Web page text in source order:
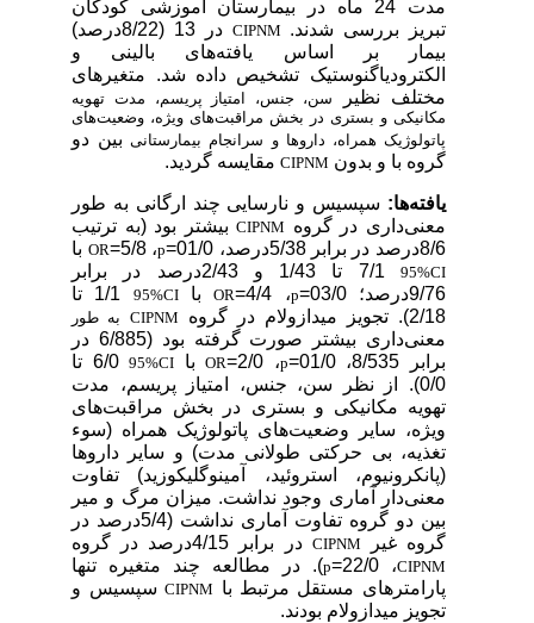
مدت 24 ماه در بیمارستان آموزشی کودکان
تبریز بررسی شدند.CIPNM
در 13 (8/22درصد)
بیمار بر اساس یافته‌های بالینی و
الکترودیاگنوستیک تشخیص داده شد. متغیرهای
مختلف نظیر
سن، جنس، امتیاز پریسم، مدت تهویه
مکانیکی و بستری در بخش مراقبت‌های ویژه، وضعیت‌های
پاتولوژیک همراه، داروها و سرانجام بیمارستانیبین دو
گروه با و بدونCIPNMمقایسه گردید.
یافته‌ها:سپسیس و نارسایی چند ارگانی به طور
معنی‌داریدر گروهCIPNMبیشتر بود (به ترتیب
8/6درصد در برابر 5/38درصد، 01/0=
p، 5/8= ORبا
95%CI
7/1 تا 1/43 و 2/43درصد در برابر
9/76درصد؛ 03/0=
p، 4/4= ORبا95%CI
1/1 تا
2/18). تجویز میدازولام در گروه
CIPNM به طور
معنی‌داری
بیشتر صورت گرفته بود (6/885 در
برابر 8/535، 01/0=
p، 2/0= ORبا95%CI
6/0 تا
0/0). از نظر سن، جنس، امتیاز پریسم، مدت
تهویه مکانیکی و بستری در بخش مراقبت‌های
ویژه، سایر وضعیت‌های پاتولوژیک همراه (سوء
تغذیه، بی حرکتی طولانی مدت) و سایر داروها
(پانکرونیوم، استروئید، آمینوگلیکوزید) تفاوت
معنی‌دار آماری وجود نداشت. میزان مرگ و میر
بین دو گروه تفاوت آماری نداشت (5/4درصد در
گروه غیر CIPNMدر برابر 4/15درصد در گروه
CIPNM، 22/0= p). در مطالعه چند متغیره تنها
پارامترهای مستقل مرتبط باCIPNMسپسیس و
تجویز میدازولام بودند.